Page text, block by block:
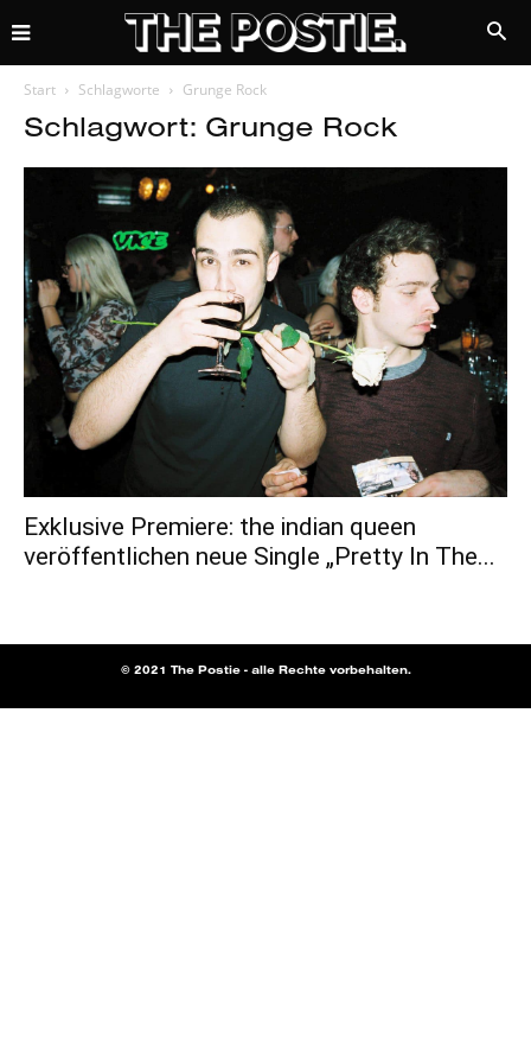
Start Schlagworte Grunge Rock
Schlagwort: Grunge Rock
Exklusive Premiere: the indian queen
veröffentlichen neue Single „Pretty In The...
© 2021 The Postie - alle Rechte vorbehalten.